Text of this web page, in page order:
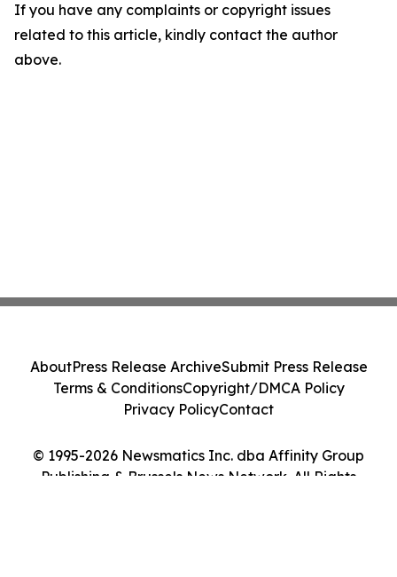
If you have any complaints or copyright issues
related to this article, kindly contact the author
above.
© 1995-2026 Newsmatics Inc. dba Affinity Group
Publishing & Brussels News Network. All Rights
AboutPress Release ArchiveSubmit Press Release
Terms & ConditionsCopyright/DMCA Policy
Privacy PolicyContact